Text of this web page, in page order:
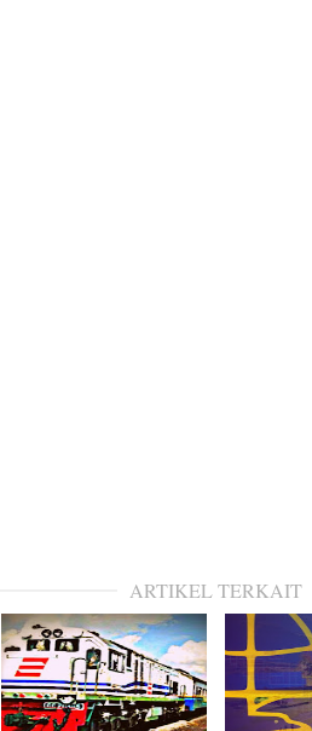
ARTIKEL TERKAIT